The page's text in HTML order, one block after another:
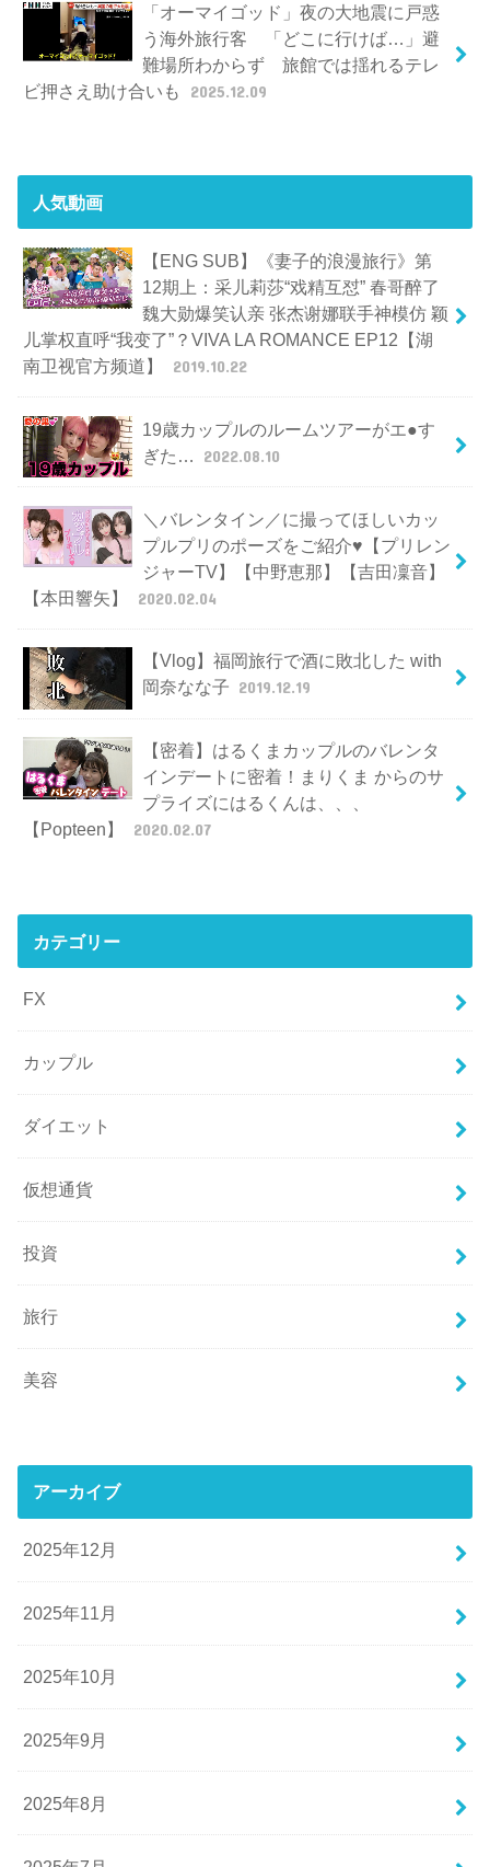
「オーマイゴッド」夜の大地震に戸惑
う海外旅行客 「どこに行けば…」避
難場所わからず 旅館では揺れるテレ
ビ押さえ助け合いも
2025.12.09
人気動画
【ENG SUB】《妻子的浪漫旅行》第
12期上：采儿莉莎“戏精互怼” 春哥醉了
魏大勋爆笑认亲 张杰谢娜联手神模仿 颖
儿掌权直呼“我变了”？VIVA LA ROMANCE EP12【湖
南卫视官方频道】
2019.10.22
19歳カップルのルームツアーがエ●す
ぎた…
2022.08.10
＼バレンタイン／に撮ってほしいカッ
プルプリのポーズをご紹介♥【プリレン
ジャーTV】【中野恵那】【吉田凜音】
【本田響矢】
2020.02.04
【Vlog】福岡旅行で酒に敗北した with
岡奈なな子 2019.12.19
【密着】はるくまカップルのバレンタ
インデートに密着！まりくま からのサ
プライズにはるくんは、、、
【Popteen】
2020.02.07
カテゴリー
FX
カップル
ダイエット
仮想通貨
投資
旅行
美容
アーカイブ
2025年12月
2025年11月
2025年10月
2025年9月
2025年8月